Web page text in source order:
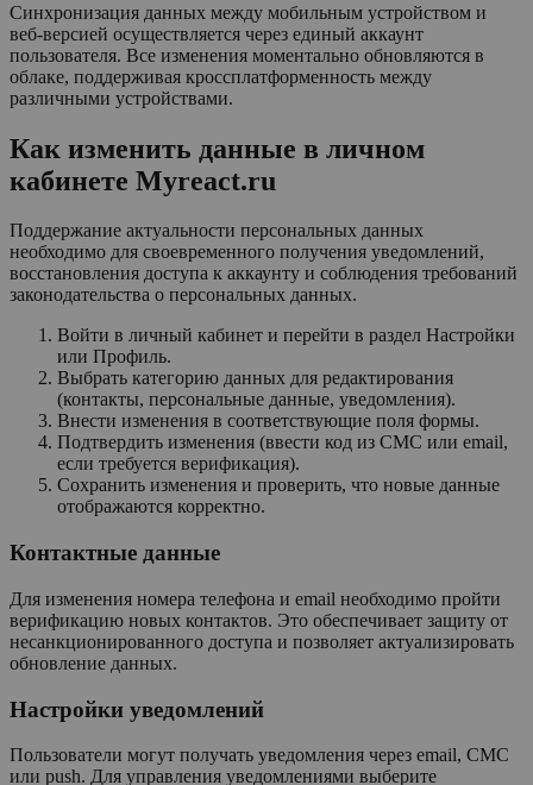
Синхронизация данных между мобильным устройством и
веб-версией осуществляется через единый аккаунт
пользователя. Все изменения моментально обновляются в
облаке, поддерживая кроссплатформенность между
различными устройствами.
Как изменить данные в личном
кабинете Myreact.ru
Поддержание актуальности персональных данных
необходимо для своевременного получения уведомлений,
восстановления доступа к аккаунту и соблюдения требований
законодательства о персональных данных.
Войти в личный кабинет и перейти в раздел Настройки
или Профиль.
Выбрать категорию данных для редактирования
(контакты, персональные данные, уведомления).
Внести изменения в соответствующие поля формы.
Подтвердить изменения (ввести код из СМС или email,
если требуется верификация).
Сохранить изменения и проверить, что новые данные
отображаются корректно.
Контактные данные
Для изменения номера телефона и email необходимо пройти
верификацию новых контактов. Это обеспечивает защиту от
несанкционированного доступа и позволяет актуализировать
обновление данных.
Настройки уведомлений
Пользователи могут получать уведомления через email, СМС
или push. Для управления уведомлениями выберите